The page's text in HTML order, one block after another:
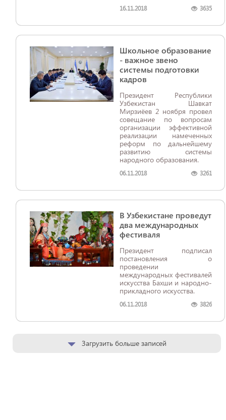
16.11.2018 3635
Школьное образование
- важное звено
системы подготовки
кадров
Президент Республики
Узбекистан Шавкат
Мирзиёев 2 ноября провел
совещание по вопросам
организации эффективной
реализации намеченных
реформ по дальнейшему
развитию системы
народного образования.
06.11.2018 3261
В Узбекистане проведут
два международных
фестиваля
Президент подписал
постановления о
проведении
международных фестивалей
искусства Бахши и народно-
прикладного искусства.
06.11.2018 3826
Загрузить больше записей